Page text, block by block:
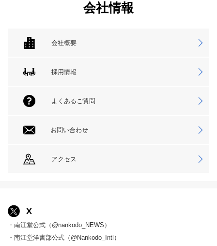
会社情報
会社概要
採用情報
よくあるご質問
お問い合わせ
アクセス
X
・南江堂公式（@nankodo_NEWS）
・南江堂洋書部公式（@Nankodo_Intl）